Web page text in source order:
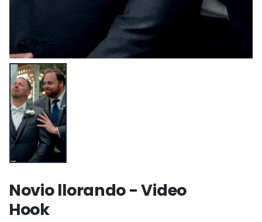
Novio llorando - Video
Hook